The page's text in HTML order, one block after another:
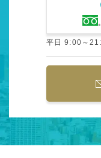
平日 9:00～